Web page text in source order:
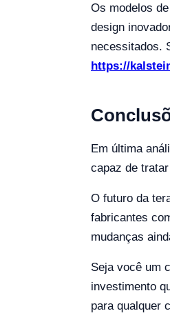
Os modelos
design
necessitados.
https://
Em última
capaz de
O futuro da
fabricantes
mudanças
Seja você um
investimento
para qualquer